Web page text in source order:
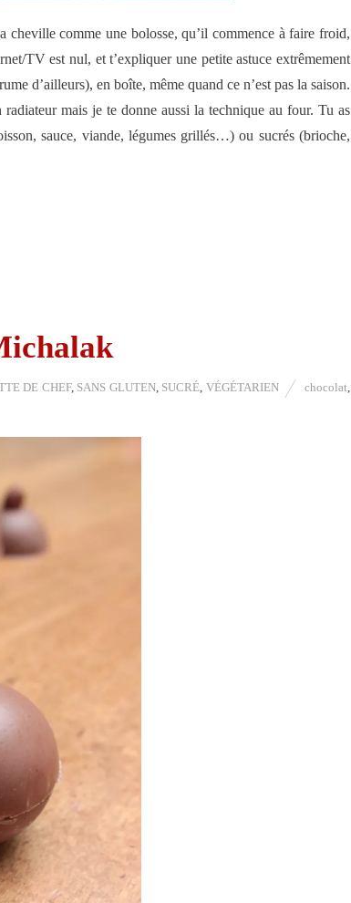
cheville comme une bolosse, qu’il commence à faire froid,
TV est nul, et t’expliquer une petite astuce extrêmement
d’ailleurs), en boîte, même quand ce n’est pas la saison.
mais je te donne aussi la technique au four. Tu as
sauce, viande, légumes grillés…) ou sucrés (brioche,
DE CHEF, SANS GLUTEN, SUCRÉ, VÉGÉTARIEN chocolat,